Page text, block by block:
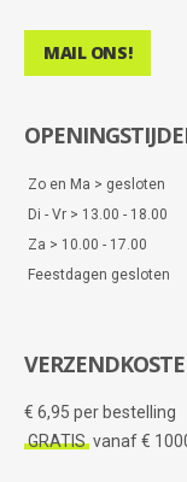
MAIL ONS!
Zo en Ma > gesloten
Di - Vr > 13.00 - 18.00
Za > 10.00 - 17.00
Feestdagen gesloten
€ 6,95 per bestelling
GRATIS vanaf €